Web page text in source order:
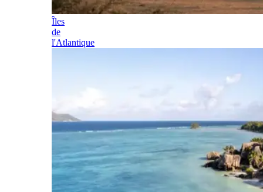
Îles
de
l'Atlantique